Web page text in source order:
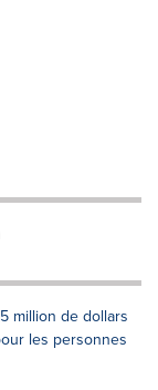
million de dollars
les personnes